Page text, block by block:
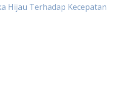
Hijau Terhadap Kecepatan